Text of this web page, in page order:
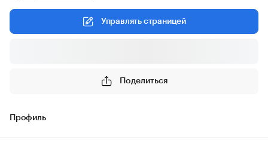
Управлять страницей
Поделиться
Профиль